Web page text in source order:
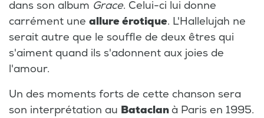
dans son album Grace. Celui-ci lui donne
carrément une allure érotique. L'Hallelujah ne
serait autre que le souffle de deux êtres qui
s'aiment quand ils s'adonnent aux joies de
l'amour.
Un des moments forts de cette chanson sera
son interprétation au Bataclanà Paris en 1995.